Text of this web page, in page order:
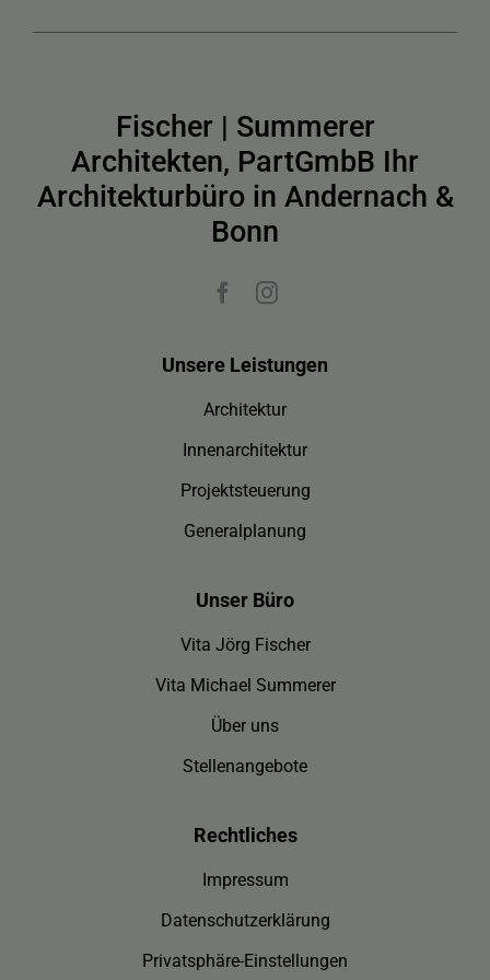
Fischer | Summerer
Architekten, PartGmbB Ihr
Architekturbüro in Andernach &
Bonn
Unsere Leistungen
Architektur
Innenarchitektur
Projektsteuerung
Generalplanung
Unser Büro
Vita Jörg Fischer
Vita Michael Summerer
Über uns
Stellenangebote
Rechtliches
Impressum
Datenschutzerklärung
Privatsphäre-Einstellungen